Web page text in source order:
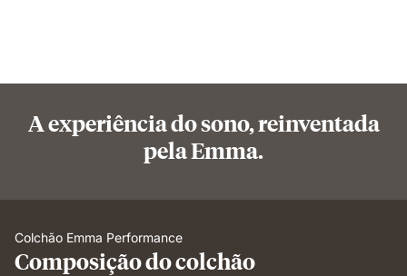
A experiência do sono, reinventada
pela Emma.
Colchão Emma Performance
Composição do colchão